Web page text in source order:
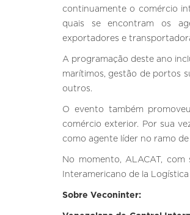
continuamente o comércio
quais se encontram os
exportadores e
A programação deste ano
marítimos, gestão de portos
outros.
O evento também
comércio exterior. Por sua
como agente líder no ramo
No momento, ALACAT,
Interamericano de la
Sobre Veconinter: